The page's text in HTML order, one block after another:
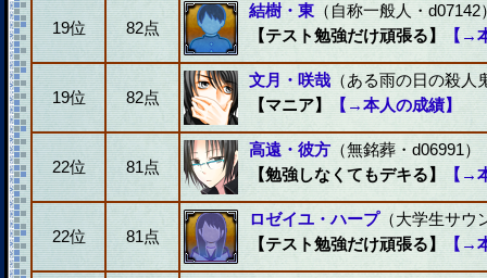
19位 82点
結樹・東 （自称一般人・d07142
【テスト勉強だけ頑張る】
【→
19位 82点
文月・咲哉 （ある雨の日の殺人
【マニア】
【→本人の成績】
22位 81点
高遠・彼方（無銘葬・d06991）
【勉強しなくてもデキる】
【→
22位 81点
ロゼイユ・ハープ（大学生サウ
【テスト勉強だけ頑張る】
【→